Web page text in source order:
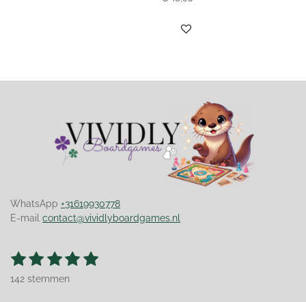
Bekijk details
WhatsApp +31619930778
E-mail contact@vividlyboardgames.nl
R
1
s
2
s
3
s
4
s
5
S
142 stemmen